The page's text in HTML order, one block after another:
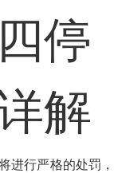
停
解
进行严格的处罚，